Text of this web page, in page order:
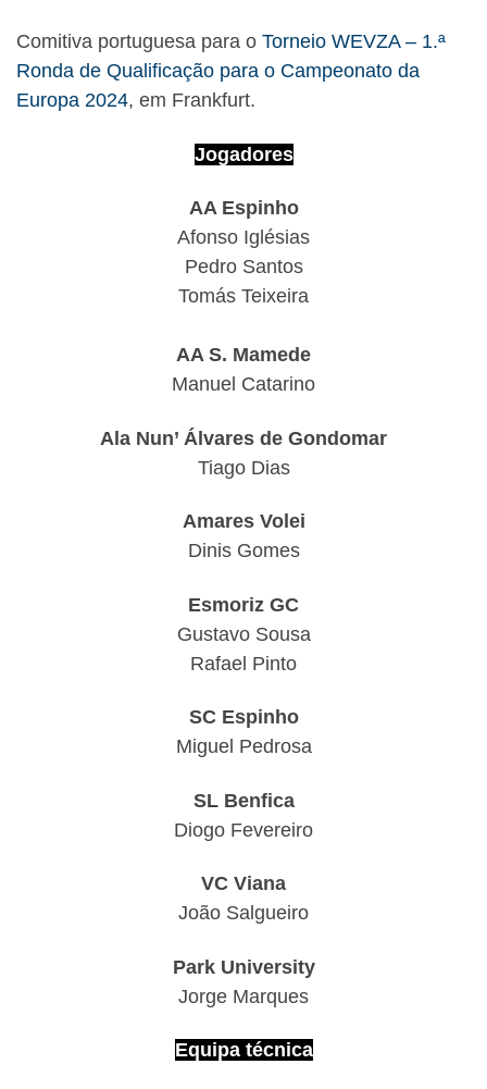
Comitiva portuguesa para o Torneio WEVZA – 1.ª
Ronda de Qualificação para o Campeonato da
Europa 2024, em Frankfurt.
Jogadores
AA Espinho
Afonso Iglésias
Pedro Santos
Tomás Teixeira
AA S. Mamede
Manuel Catarino
Ala Nun’ Álvares de Gondomar
Tiago Dias
Amares Volei
Dinis Gomes
Esmoriz GC
Gustavo Sousa
Rafael Pinto
SC Espinho
Miguel Pedrosa
SL Benfica
Diogo Fevereiro
VC Viana
João Salgueiro
Park University
Jorge Marques
Equipa técnica